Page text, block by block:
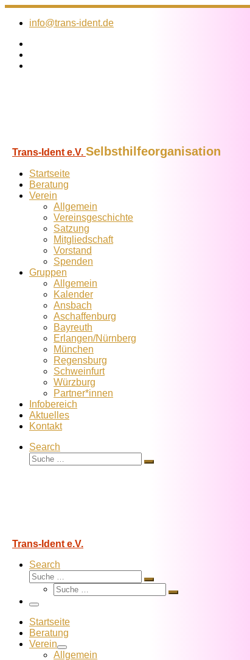
Zum
Inhalt
info@trans-ident.de
Trans-Ident e.V. Selbsthilfeorganisation
Startseite
Beratung
Verein
Allgemein
Vereins­geschichte
Satzung
Mitglied­schaft
Vorstand
Spenden
Gruppen
Allgemein
Kalender
Ansbach
Aschaffenburg
Bayreuth
Erlangen/Nürnberg
München
Regensburg
Schweinfurt
Würzburg
Partner*innen
Infobereich
Aktuelles
Kontakt
Search
Suche
Suche
Trans-Ident e.V.
Search
Suche
Suche
Suche
Suche
Menü
Startseite
Beratung
Verein
Allgemein